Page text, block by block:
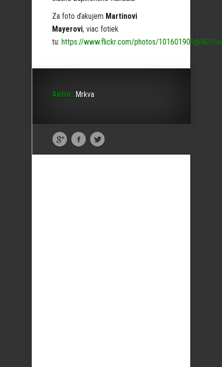
Za foto ďakujem Martinovi
Mayerovi, viac fotiek
tu: https://www.flickr.com/photos/101601909@N07/
Autor: Mrkva